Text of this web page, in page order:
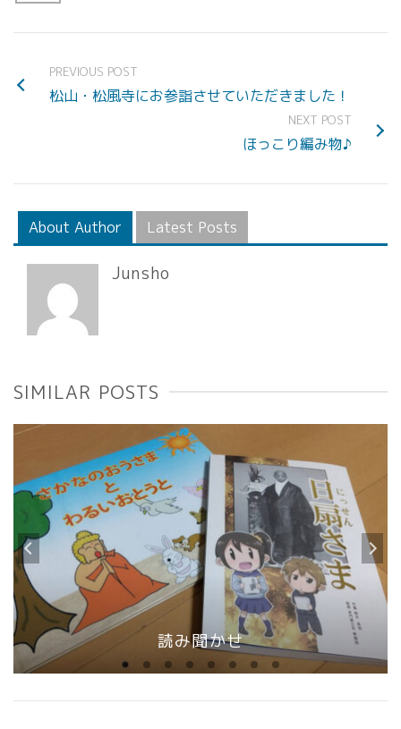
PREVIOUS POST
松山・松風寺にお参詣させていただきました！
NEXT POST
ほっこり編み物♪
About Author Latest Posts
Junsho
SIMILAR POSTS
読み聞かせ